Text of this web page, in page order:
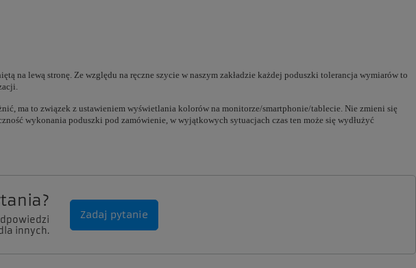
na lewą stronę. Ze względu na ręczne szycie w naszym zakładzie każdej poduszki tolerancja wymiarów to
ma to związek z ustawieniem wyświetlania kolorów na monitorze/smartphonie/tablecie. Nie zmieni się
wykonania poduszki pod zamówienie, w wyjątkowych sytuacjach czas ten może się wydłużyć
innych.
Zadaj pytanie